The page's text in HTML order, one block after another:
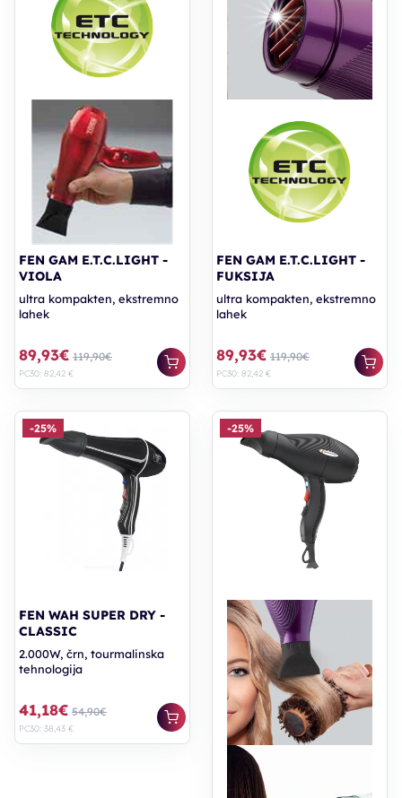
FEN GAM E.T.C.LIGHT -
VIOLA
ultra kompakten, ekstremno
lahek
89,93€ 119,90€
PC30: 82,42 €
FEN GAM E.T.C.LIGHT -
FUKSIJA
ultra kompakten, ekstremno
lahek
89,93€ 119,90€
PC30: 82,42 €
-25%
FEN WAH SUPER DRY -
CLASSIC
2.000W, črn, tourmalinska
tehnologija
41,18€ 54,90€
PC30: 38,43 €
-25%